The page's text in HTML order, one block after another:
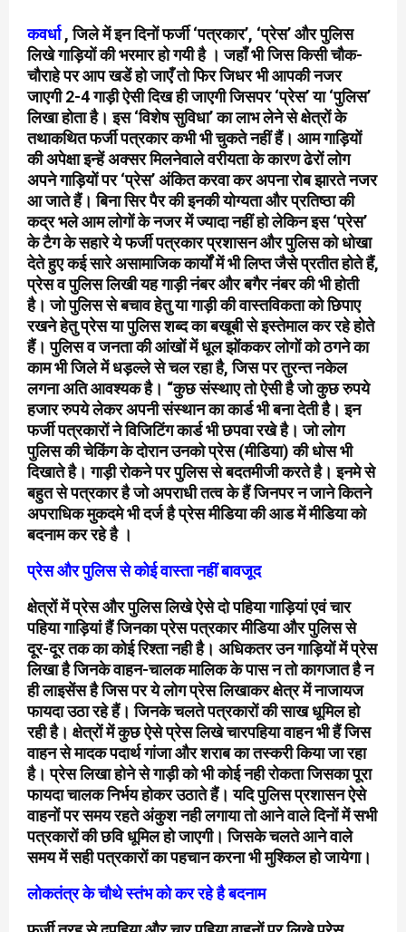
कवर्धा, जिले में इन दिनों फर्जी ‘पत्रकार’, ‘प्रेस’ और पुलिस
लिखे गाड़ियों की भरमार हो गयी है । जहाँ भी जिस किसी चौक-
चौराहे पर आप खडें हो जाएँ तो फिर जिधर भी आपकी नजर
जाएगी 2-4 गाड़ी ऐसी दिख ही जाएगी जिसपर ‘प्रेस’ या ‘पुलिस’
लिखा होता है। इस ‘विशेष सुविधा’ का लाभ लेने से क्षेत्रों के
तथाकथित फर्जी पत्रकार कभी भी चुकते नहीं हैं। आम गाड़ियों
की अपेक्षा इन्हें अक्सर मिलनेवाले वरीयता के कारण ढेरों लोग
अपने गाड़ियों पर ‘प्रेस’ अंकित करवा कर अपना रोब झारते नजर
आ जाते हैं। बिना सिर पैर की इनकी योग्यता और प्रतिष्ठा की
कद्र भले आम लोगों के नजर में ज्यादा नहीं हो लेकिन इस ‘प्रेस’
के टैग के सहारे ये फर्जी पत्रकार प्रशासन और पुलिस को धोखा
देते हुए कई सारे असामाजिक कार्यों में भी लिप्त जैसे प्रतीत होते हैं,
प्रेस व पुलिस लिखी यह गाड़ी नंबर और बगैर नंबर की भी होती
है। जो पुलिस से बचाव हेतु या गाड़ी की वास्तविकता को छिपाए
रखने हेतु प्रेस या पुलिस शब्द का बखूबी से इस्तेमाल कर रहे होते
हैं। पुलिस व जनता की आंखों में धूल झोंककर लोगों को ठगने का
काम भी जिले में धड़ल्ले से चल रहा है, जिस पर तुरन्त नकेल
लगना अति आवश्यक है। “कुछ संस्थाए तो ऐसी है जो कुछ रुपये
हजार रुपये लेकर अपनी संस्थान का कार्ड भी बना देती है। इन
फर्जी पत्रकारों ने विजिटिंग कार्ड भी छपवा रखे है। जो लोग
पुलिस की चेकिंग के दोरान उनको प्रेस (मीडिया) की धोस भी
दिखाते है। गाड़ी रोकने पर पुलिस से बदतमीजी करते है। इनमे से
बहुत से पत्रकार है जो अपराधी तत्व के हैं जिनपर न जाने कितने
अपराधिक मुकदमे भी दर्ज है प्रेस मीडिया की आड में मीडिया को
बदनाम कर रहे है ।
प्रेस और पुलिस से कोई वास्ता नहीं बावजूद
क्षेत्रों में प्रेस और पुलिस लिखे ऐसे दो पहिया गाड़ियां एवं चार
पहिया गाड़ियां हैं जिनका प्रेस पत्रकार मीडिया और पुलिस से
दूर-दूर तक का कोई रिश्ता नही है। अधिकतर उन गाड़ियों में प्रेस
लिखा है जिनके वाहन-चालक मालिक के पास न तो कागजात है न
ही लाइसेंस है जिस पर ये लोग प्रेस लिखाकर क्षेत्र में नाजायज
फायदा उठा रहे हैं। जिनके चलते पत्रकारों की साख धूमिल हो
रही है। क्षेत्रों में कुछ ऐसे प्रेस लिखे चारपहिया वाहन भी हैं जिस
वाहन से मादक पदार्थ गांजा और शराब का तस्करी किया जा रहा
है। प्रेस लिखा होने से गाड़ी को भी कोई नही रोकता जिसका पूरा
फायदा चालक निर्भय होकर उठाते हैं। यदि पुलिस प्रशासन ऐसे
वाहनों पर समय रहते अंकुश नही लगाया तो आने वाले दिनों में सभी
पत्रकारों की छवि धूमिल हो जाएगी। जिसके चलते आने वाले
समय में सही पत्रकारों का पहचान करना भी मुश्किल हो जायेगा।
लोकतंत्र के चौथे स्तंभ को कर रहे है बदनाम